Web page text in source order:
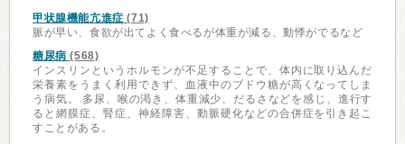
甲状腺機能亢進症 (71)
脈が早い、食欲が出てよく食べるが体重が減る、動悸がでるなど
糖尿病 (568)
インスリンというホルモンが不足することで、体内に取り込んだ
栄養素をうまく利用できず、血液中のブドウ糖が高くなってしま
う病気。 多尿、喉の渇き、体重減少、だるさなどを感じ、進行す
ると網膜症、腎症、神経障害、動脈硬化などの合併症を引き起こ
すことがある。